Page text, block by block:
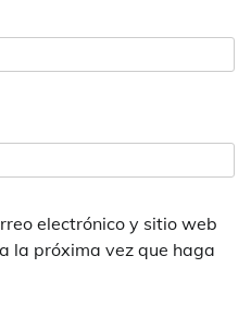
electrónico y sitio web
la próxima vez que haga